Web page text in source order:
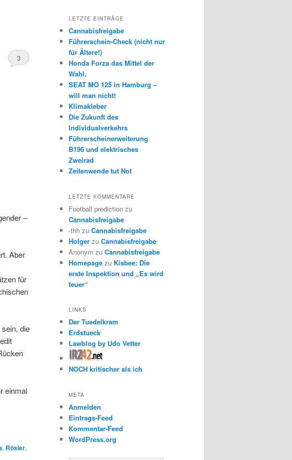
3
–
Aber
für
die
einmal
, Rösler,
LETZTE EINTRÄGE
Cannabisfreigabe
Führerschein-Check (nicht nur
für Ältere!)
Honda Forza das Mittel der
Wahl.
SEAT MO 125 in Hamburg –
will man nicht!
Klimakleber
Die Zukunft des
Individualverkehrs
Führerscheinerweiterung
B196 und elektrisches
Zweirad
Zeitenwende tut Not
LETZTE KOMMENTARE
Football prediction zu
Cannabisfreigabe
-thh zu Cannabisfreigabe
Holger zu Cannabisfreigabe
Anonym zu Cannabisfreigabe
Homepage zu Kisbee: Die
erste Inspektion und „Es wird
teuer“
LINKS
Der Tuedelkram
Erdstueck
Lawblog by Udo Vetter
NOCH kritischer als ich
META
Anmelden
Eintrags-Feed
Kommentar-Feed
WordPress.org